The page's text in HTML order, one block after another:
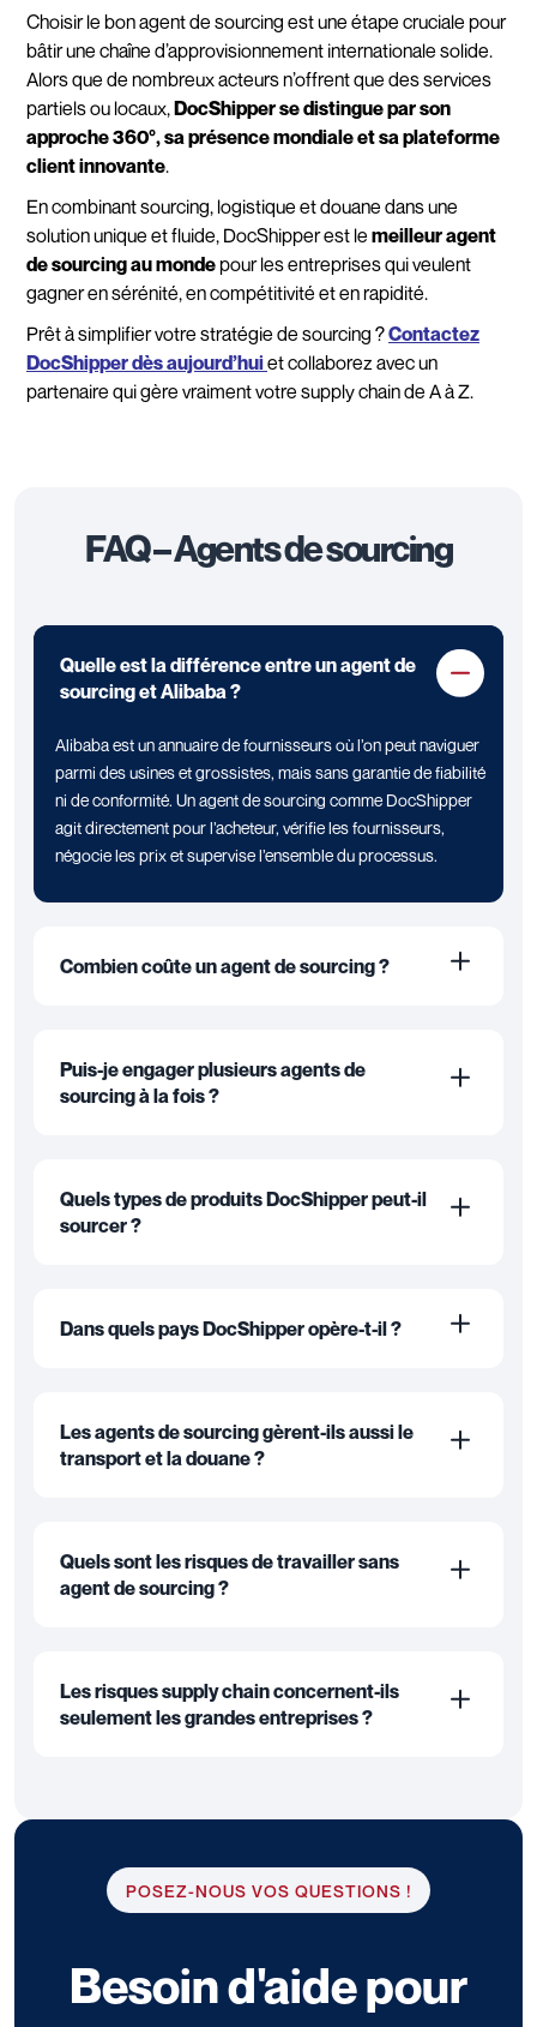
Choisir le bon agent de sourcing est une étape cruciale pour
bâtir une chaîne d’approvisionnement internationale solide.
Alors que de nombreux acteurs n’offrent que des services
partiels ou locaux,DocShipper se distingue par son
approche 360°, sa présence mondiale et sa plateforme
client innovante.
En combinant sourcing, logistique et douane dans une
solution unique et fluide, DocShipper est le meilleur agent
de sourcing au mondepour les entreprises qui veulent
gagner en sérénité, en compétitivité et en rapidité.
Prêt à simplifier votre stratégie de sourcing ?Contactez
DocShipper dès aujourd’huiet collaborez avec un
partenaire qui gère vraiment votre supply chain de A à Z.
FAQ – Agents de sourcing
Quelle est la différence entre un agent de
sourcing et Alibaba ?
Alibaba est un annuaire de fournisseurs où l’on peut naviguer
parmi des usines et grossistes, mais sans garantie de fiabilité
ni de conformité. Un agent de sourcing comme DocShipper
agit directement pour l’acheteur, vérifie les fournisseurs,
négocie les prix et supervise l’ensemble du processus.
Combien coûte un agent de sourcing ?
Puis-je engager plusieurs agents de
sourcing à la fois ?
Quels types de produits DocShipper peut-il
sourcer ?
Dans quels pays DocShipper opère-t-il ?
Les agents de sourcing gèrent-ils aussi le
transport et la douane ?
Quels sont les risques de travailler sans
agent de sourcing ?
Les risques supply chain concernent-ils
seulement les grandes entreprises ?
POSEZ-NOUS VOS QUESTIONS !
Besoin d'aide pour